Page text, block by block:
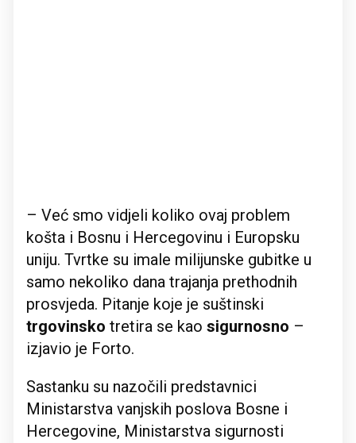
– Već smo vidjeli koliko ovaj problem
košta i Bosnu i Hercegovinu i Europsku
uniju. Tvrtke su imale milijunske gubitke u
samo nekoliko dana trajanja prethodnih
prosvjeda. Pitanje koje je suštinski
trgovinsko tretira se kao sigurnosno –
izjavio je Forto.
Sastanku su nazočili predstavnici
Ministarstva vanjskih poslova Bosne i
Hercegovine, Ministarstva sigurnosti